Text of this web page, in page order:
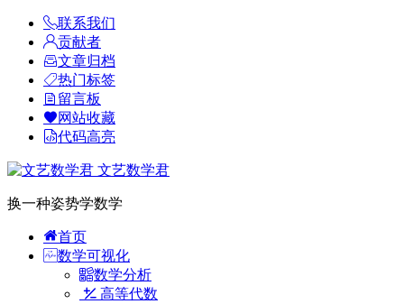
联系我们
贡献者
文章归档
热门标签
留言板
网站收藏
代码高亮
文艺数学君
换一种姿势学数学
首页
数学可视化
数学分析
高等代数